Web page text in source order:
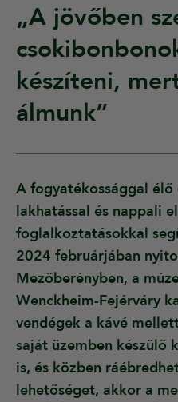
„A jövőben
készíteni,
álmunk”
A fogyatékossággal
lakhatással és nappali
foglalkoztatásokkal
2024 februárjában
Mezőberényben, a
Wenckheim-Fejérváry
vendégek a kávé
saját üzemben készülő
is, és közben
lehetőséget, akkor a